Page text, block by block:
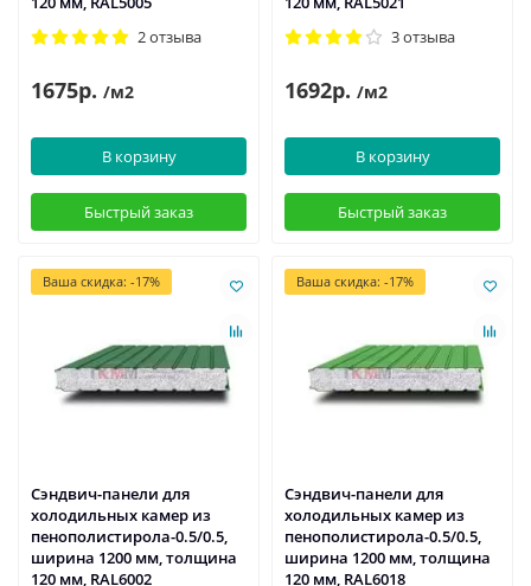
2 отзыва
1675р. /м2
В корзину
Быстрый заказ
3 отзыва
1692р. /м2
В корзину
Быстрый заказ
Ваша скидка: -17%
Сэндвич-панели для
холодильных камер из
пенополистирола-0.5/0.5,
ширина 1200 мм, толщина
120 мм, RAL6002
Ваша скидка: -17%
Сэндвич-панели для
холодильных камер из
пенополистирола-0.5/0.5,
ширина 1200 мм, толщина
120 мм, RAL6018